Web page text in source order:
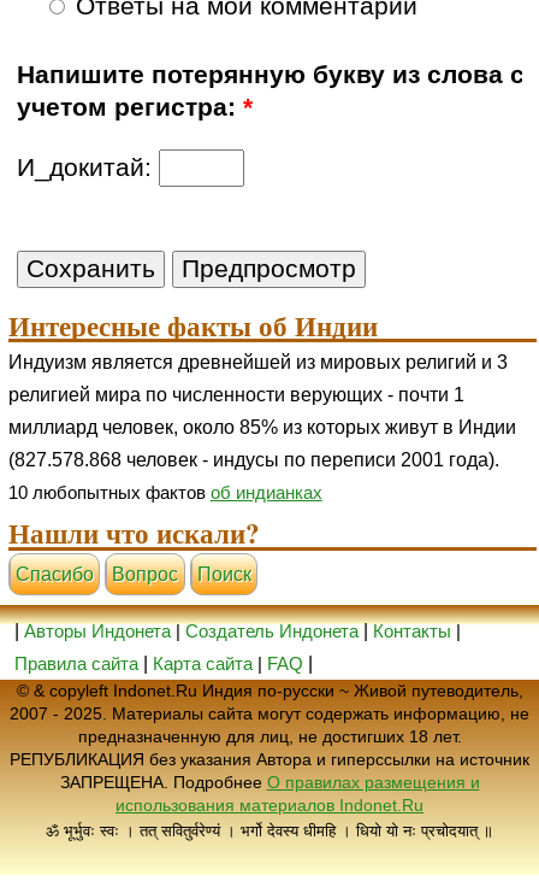
Ответы на мои комментарии
Напишите потерянную букву из слова с
учетом регистра:*
И_докитай:
Интересные факты об Индии
Индуизм является древнейшей из мировых религий и 3
религией мира по численности верующих - почти 1
миллиард человек, около 85% из которых живут в Индии
(827.578.868 человек - индусы по переписи 2001 года).
10 любопытных фактов об индианках
Нашли что искали?
Cпасибо Вопрос Поиск
|Авторы Индонета|Создатель Индонета|Контакты|
Правила сайта
Карта сайта | FAQ
© & copyleft Indonet.Ru Индия по-русски ~ Живой путеводитель,
2007 - 2025. Материалы сайта могут содержать информацию, не
предназначенную для лиц, не достигших 18 лет.
РЕПУБЛИКАЦИЯ без указания Автора и гиперссылки на источник
ЗАПРЕЩЕНА. Подробнее О правилах размещения и
использования материалов Indonet.Ru
ॐ भूर्भुवः स्वः । तत् सवितुर्वरेण्यं । भर्गो देवस्य धीमहि । धियो यो नः प्रचोदयात् ॥